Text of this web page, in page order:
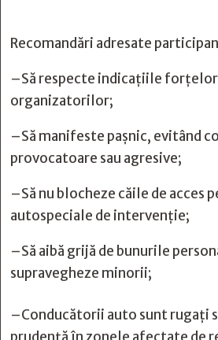
Recomandări adresate
–Să respecte indicațiile forțelor
organizatorilor;
–Să manifeste pașnic, evitând
provocatoare sau agresive;
–Să nu blocheze căile de acces
autospeciale de intervenție;
–Să aibă grijă de bunurile
supravegheze minorii;
–Conducătorii auto sunt rugați